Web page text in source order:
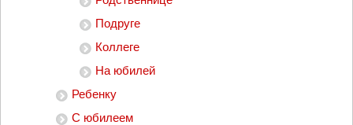
Подруге
Коллеге
На юбилей
Ребенку
С юбилеем